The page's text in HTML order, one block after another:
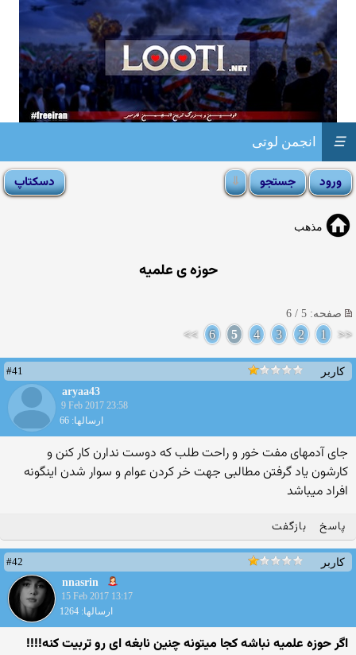
انجمن لوتی ☰
مذهب
حوزه ی علمیه
صفحه: 5 / 6
<<
1
2
3
4
5
6
>>
کاربر
#41
aryaa43
9 Feb 2017 23:58
ارسالها: 66
جای آدمهای مفت خور و راحت طلب که دوست ندارن کار کنن و
کارشون یاد گرفتن مطالبی جهت خر کردن عوام و سوار شدن اینگونه
افراد میباشد
پاسخ بازگفت
کاربر
#42
nnasrin
15 Feb 2017 13:17
ارسالها: 1264
اگر حوزه علمیه نباشه کجا میتونه چنین نابغه ای رو تربیت کنه!!!!